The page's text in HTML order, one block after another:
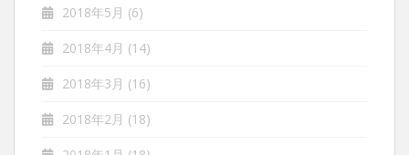
2018年5月 (6)
2018年4月 (14)
2018年3月 (16)
2018年2月 (18)